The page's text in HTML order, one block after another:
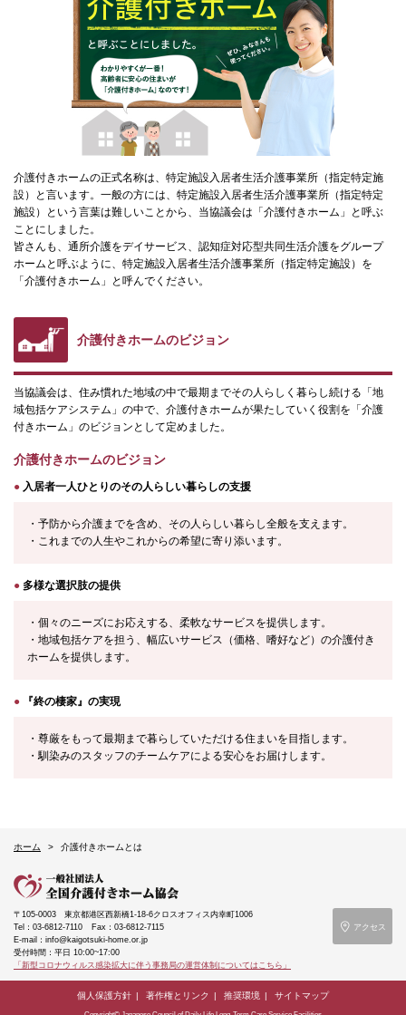
介護付きホームの正式名称は、特定施設入居者生活介護事業所（指定特定施
設）と言います。一般の方には、特定施設入居者生活介護事業所（指定特定
施設）という言葉は難しいことから、当協議会は「介護付きホーム」と呼ぶ
ことにしました。
皆さんも、通所介護をデイサービス、認知症対応型共同生活介護をグループ
ホームと呼ぶように、特定施設入居者生活介護事業所（指定特定施設）を
「介護付きホーム」と呼んでください。
介護付きホームのビジョン
当協議会は、住み慣れた地域の中で最期までその人らしく暮らし続ける「地
域包括ケアシステム」の中で、介護付きホームが果たしていく役割を「介護
付きホーム」のビジョンとして定めました。
介護付きホームのビジョン
● 入居者一人ひとりのその人らしい暮らしの支援
・予防から介護までを含め、その人らしい暮らし全般を支えます。
・これまでの人生やこれからの希望に寄り添います。
● 多様な選択肢の提供
・個々のニーズにお応えする、柔軟なサービスを提供します。
・地域包括ケアを担う、幅広いサービス（価格、嗜好など）の介護付き
ホームを提供します。
● 『終の棲家』の実現
・尊厳をもって最期まで暮らしていただける住まいを目指します。
・馴染みのスタッフのチームケアによる安心をお届けします。
ホーム 介護付きホームとは
〒105-0003 東京都港区西新橋1-18-6クロスオフィス内幸町1006
Tel：03-6812-7110
Fax：03-6812-7115
E-mail：info@kaigotsuki-home.or.jp
受付時間：平日 10:00~17:00
「新型コロナウィルス感染拡大に伴う事務局の運営体制についてはこちら」
アクセス
個人保護方針 著作権とリンク 推奨環境 サイトマップ